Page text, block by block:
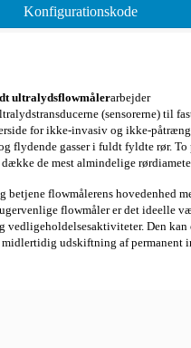
Konfigurationskode
ultralydsflowmålerarbejder
(sensorerne) til
for ikke-invasiv og ikke-
flydende gasser i fuldt fyldte rør. To
de mest almindelige
betjene flowmålerens hovedenhed
flowmåler er det ideelle
vedligeholdelsesaktiviteter. Den kan
udskiftning af permanent